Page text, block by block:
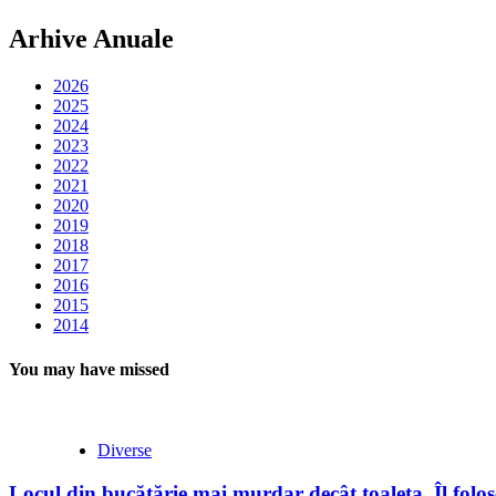
Arhive Anuale
2026
2025
2024
2023
2022
2021
2020
2019
2018
2017
2016
2015
2014
You may have missed
Diverse